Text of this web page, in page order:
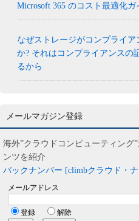
Microsoft 365 のコスト最適化ガ
なぜストレージがコンプライ
か? それはコンプライアンスの
るから
メールマガジン登録
海外”クラウドコンピューティング
ンツを紹介
バックナンバー [climbクラウド・